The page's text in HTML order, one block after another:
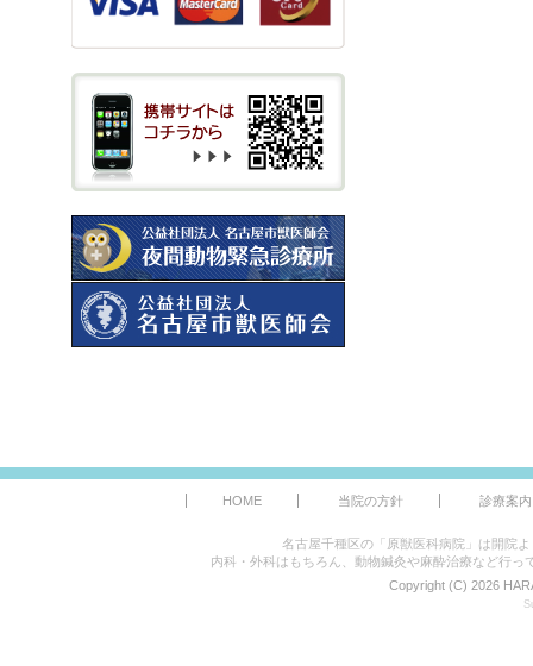
HOME 当院の方針 診療案内
名古屋千種区の「原獣医科病院」は開院
内科・外科はもちろん、動物鍼灸や麻酔治療など行
Copyright (C) 2026